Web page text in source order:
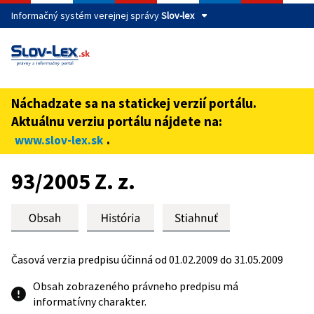
Informačný systém verejnej správySlov-lex
Táto stránka je zabezpečená
cez zabezpečenú webovú stránku verejnej správy SR.
Zabezpečená stránka vždy začína https:// pred názvom
domény webového sídla.
Náchadzate sa na statickej verzií portálu.
Aktuálnu verziu portálu nájdete na:
www.slov-lex.sk .
Preskoč na obsah
93/2005 Z. z.
Časová verzia predpisu účinná od 01.02.2009 do 31.05.2009
Obsah zobrazeného právneho predpisu má
informatívny charakter.